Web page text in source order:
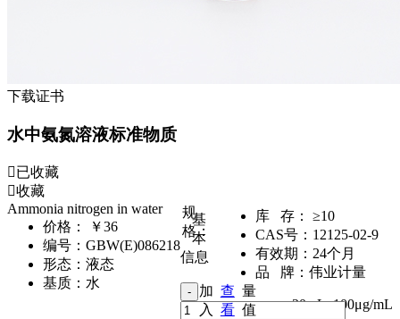
下载证书
水中氨氮溶液标准物质
已收藏
收藏
Ammonia nitrogen in water
价格：
￥36
编号： GBW(E)086218
形态： 液态
基质： 水
库 存：
≥10
CAS号： 12125-02-9
有效期： 24个月
品 牌： 伟业计量
规
格：
20mL,100μg/mL
加
入
查
看
基
本
信息
量
值